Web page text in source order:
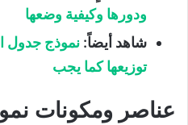
ودورها وكيفية وضعها
شاهد أيضاً: نموذج جدول
توزيعها كما يجب
عناصر ومكونات